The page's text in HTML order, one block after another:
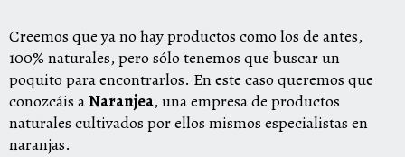
Creemos que ya no hay productos como los de antes,
100% naturales, pero sólo tenemos que buscar un
poquito para encontrarlos. En este caso queremos que
conozcáis aNaranjea, una empresa de productos
naturales cultivados por ellos mismos especialistas en
naranjas.